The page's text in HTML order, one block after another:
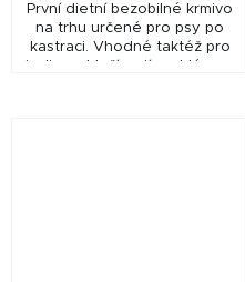
První dietní bezobilné krmivo
na trhu určené pro psy po
kastraci. Vhodné taktéž pro
jedince, kteří mají problémy s